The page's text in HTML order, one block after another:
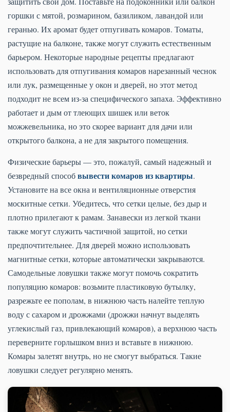
горшки с мятой, розмарином, базиликом, лавандой или
геранью. Их аромат будет отпугивать комаров. Томаты,
растущие на балконе, также могут служить естественным
барьером. Некоторые народные рецепты предлагают
использовать для отпугивания комаров нарезанный чеснок
или лук, размещенные у окон и дверей, но этот метод
подходит не всем из-за специфического запаха. Эффективно
работает и дым от тлеющих шишек или веток
можжевельника, но это скорее вариант для дачи или
открытого балкона, а не для закрытого помещения.
Физические барьеры — это, пожалуй, самый надежный и
безвредный способвывести комаров из квартиры.
Установите на все окна и вентиляционные отверстия
москитные сетки. Убедитесь, что сетки целые, без дыр и
плотно прилегают к рамам. Занавески из легкой ткани
также могут служить частичной защитой, но сетки
предпочтительнее. Для дверей можно использовать
магнитные сетки, которые автоматически закрываются.
Самодельные ловушки также могут помочь сократить
популяцию комаров: возьмите пластиковую бутылку,
разрежьте ее пополам, в нижнюю часть налейте теплую
воду с сахаром и дрожжами (дрожжи начнут выделять
углекислый газ, привлекающий комаров), а верхнюю часть
переверните горлышком вниз и вставьте в нижнюю.
Комары залетят внутрь, но не смогут выбраться. Такие
ловушки следует регулярно менять.